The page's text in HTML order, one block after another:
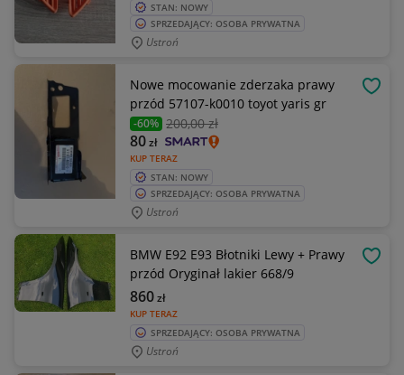
STAN: NOWY
SPRZEDAJĄCY: OSOBA PRYWATNA
Ustroń
Nowe mocowanie zderzaka prawy
przód 57107-k0010 toyot yaris gr
-60% 200,00 zł
KUP TERAZ
80zł
STAN: NOWY
SPRZEDAJĄCY: OSOBA PRYWATNA
Ustroń
BMW E92 E93 Błotniki Lewy + Prawy
przód Oryginał lakier 668/9
KUP TERAZ
860zł
SPRZEDAJĄCY: OSOBA PRYWATNA
Ustroń